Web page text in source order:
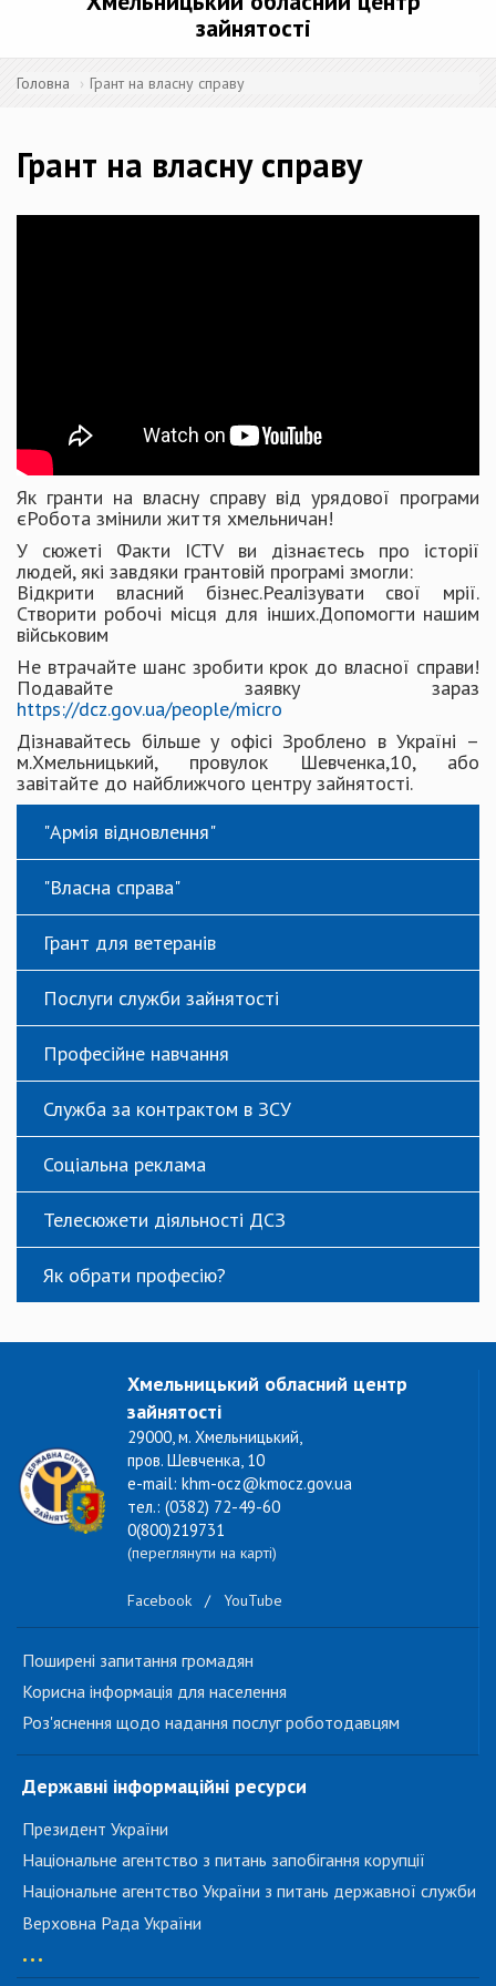
зайнятості
Головна Грант на власну справу
Грант на власну справу
Як гранти на власну справу від урядової програми
єРобота змінили життя хмельничан!
У сюжеті Факти ICTV ви дізнаєтесь про історії
людей, які завдяки грантовій програмі змогли:
Відкрити власний бізнес.Реалізувати свої мрії.
Створити робочі місця для інших.Допомогти нашим
військовим
Не втрачайте шанс зробити крок до власної справи!
Подавайте заявку зараз
https://dcz.gov.ua/people/micro
Дізнавайтесь більше у офісі Зроблено в Україні –
м.Хмельницький, провулок Шевченка,10, або
завітайте до найближчого центру зайнятості.
"Армія відновлення"
"Власна справа"
Грант для ветеранів
Послуги служби зайнятості
Професійне навчання
Служба за контрактом в ЗСУ
Соціальна реклама
Телесюжети діяльності ДСЗ
Як обрати професію?
Хмельницький обласний центр
зайнятості
29000, м. Хмельницький,
пров. Шевченка, 10
e-mail: khm-ocz@kmocz.gov.ua
тел.: (0382) 72-49-60
0(800)219731
(переглянути на карті)
Facebook / YouTube
Поширені запитання громадян
Корисна інформація для населення
Роз'яснення щодо надання послуг роботодавцям
Державні інформаційні ресурси
Президент України
Національне агентство з питань запобігання корупції
Національне агентство України з питань державної служби
Верховна Рада України
...